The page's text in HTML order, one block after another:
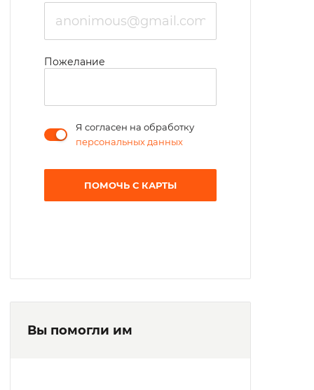
Пожелание
Я согласен на обработку
персональных данных
ПОМОЧЬ С КАРТЫ
Вы помогли им